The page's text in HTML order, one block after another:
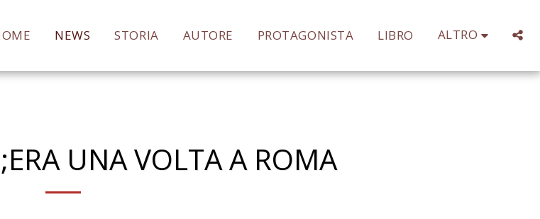
NEWS STORIA AUTORE PROTAGONISTA LIBRO ALTRO
UNA VOLTA A ROMA